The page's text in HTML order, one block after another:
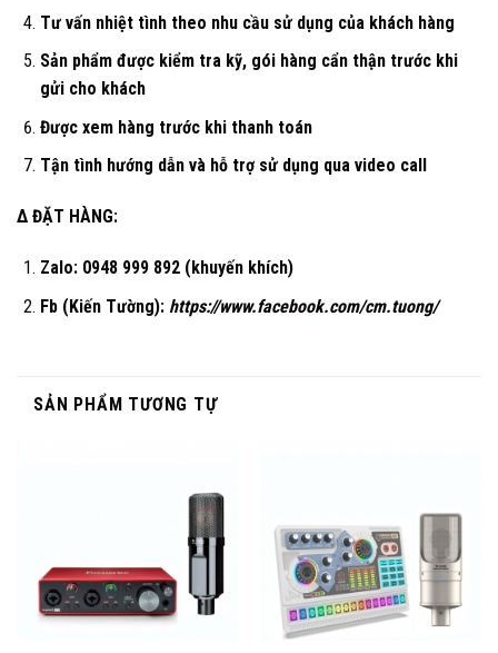
Tư vấn nhiệt tình theo nhu cầu sử dụng của khách hàng
Sản phẩm được kiểm tra kỹ, gói hàng cẩn thận trước khi
gửi cho khách
Được xem hàng trước khi thanh toán
Tận tình hướng dẫn và hỗ trợ sử dụng qua video call
Δ ĐẶT HÀNG:
Zalo: 0948 999 892 (khuyến khích)
Fb (Kiến Tường): https://www.facebook.com/cm.tuong/
SẢN PHẨM TƯƠNG TỰ